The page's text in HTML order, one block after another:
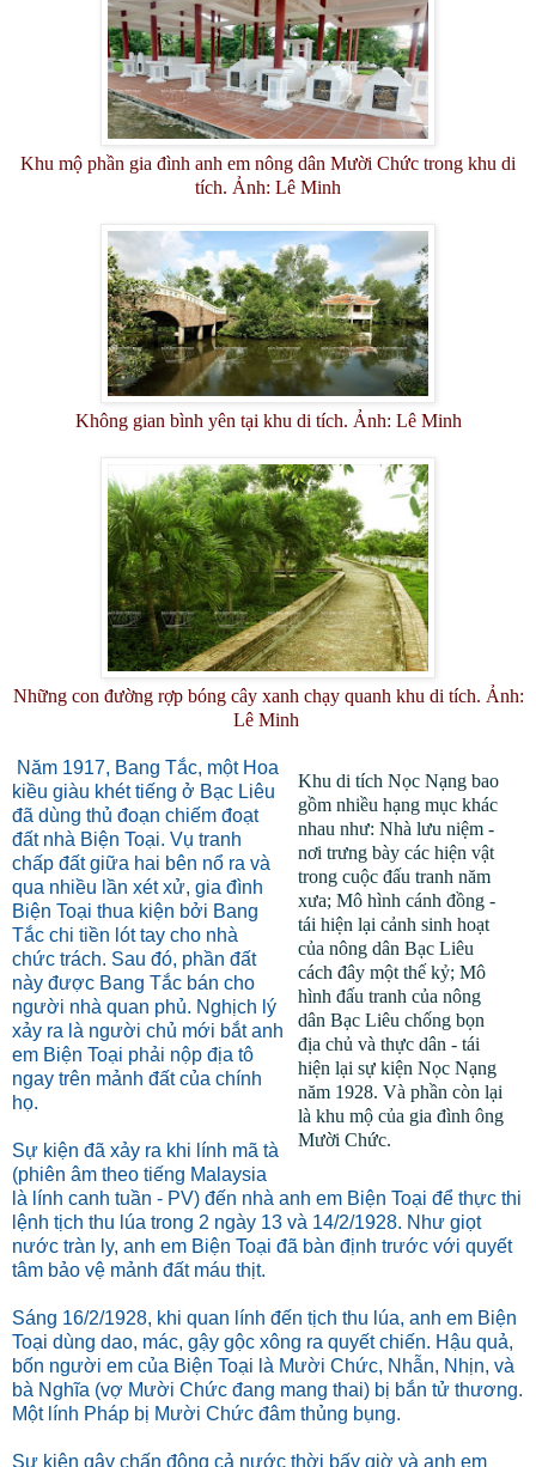
Khu mộ phần gia đình anh em nông dân Mười Chức trong khu di
tích. Ảnh: Lê Minh
Không gian bình yên tại khu di tích. Ảnh: Lê Minh
Những con đường rợp bóng cây xanh chạy quanh khu di tích. Ảnh:
Lê Minh
Khu di tích Nọc Nạng bao
gồm nhiều hạng mục khác
nhau như: Nhà lưu niệm -
nơi trưng bày các hiện vật
trong cuộc đấu tranh năm
xưa; Mô hình cánh đồng -
tái hiện lại cảnh sinh hoạt
của nông dân Bạc Liêu
cách đây một thế kỷ; Mô
hình đấu tranh của nông
dân Bạc Liêu chống bọn
địa chủ và thực dân - tái
hiện lại sự kiện Nọc Nạng
năm 1928. Và phần còn lại
là khu mộ của gia đình ông
Mười Chức.
Năm 1917, Bang Tắc, một Hoa
kiều giàu khét tiếng ở Bạc Liêu
đã dùng thủ đoạn chiếm đoạt
đất nhà Biện Toại. Vụ tranh
chấp đất giữa hai bên nổ ra và
qua nhiều lần xét xử, gia đình
Biện Toại thua kiện bởi Bang
Tắc chi tiền lót tay cho nhà
chức trách. Sau đó, phần đất
này được Bang Tắc bán cho
người nhà quan phủ. Nghịch lý
xảy ra là người chủ mới bắt anh
em Biện Toại phải nộp địa tô
ngay trên mảnh đất của chính
họ.
Sự kiện đã xảy ra khi lính mã tà
(phiên âm theo tiếng Malaysia
là lính canh tuần - PV) đến nhà anh em Biện Toại để thực thi
lệnh tịch thu lúa trong 2 ngày 13 và 14/2/1928. Như giọt
nước tràn ly, anh em Biện Toại đã bàn định trước với quyết
tâm bảo vệ mảnh đất máu thịt.
Sáng 16/2/1928, khi quan lính đến tịch thu lúa, anh em Biện
Toại dùng dao, mác, gậy gộc xông ra quyết chiến. Hậu quả,
bốn người em của Biện Toại là Mười Chức, Nhẫn, Nhịn, và
bà Nghĩa (vợ Mười Chức đang mang thai) bị bắn tử thương.
Một lính Pháp bị Mười Chức đâm thủng bụng.
Sự kiện gây chấn động cả nước thời bấy giờ và anh em